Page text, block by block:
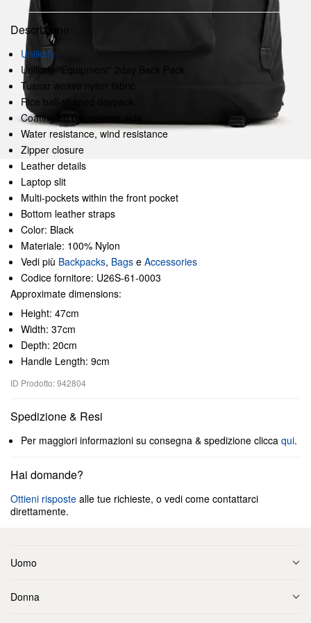
Descrizione
Unlikely
Unlikely "Equipment" 2day Back Pack
Tussar weave nylon fabric
Rice ball-shaped daypack
Coating on the reverse side
Water resistance, wind resistance
Zipper closure
Leather details
Laptop slit
Multi-pockets within the front pocket
Bottom leather straps
Color: Black
Materiale: 100% Nylon
Vedi più Backpacks, Bags e Accessories
Codice fornitore: U26S-61-0003
Approximate dimensions:
Height: 47cm
Width: 37cm
Depth: 20cm
Handle Length: 9cm
ID Prodotto: 942804
Spedizione & Resi
Per maggiori informazioni su consegna & spedizione clicca qui.
Hai domande?
Ottieni risposte alle tue richieste, o vedi come contattarci
direttamente.
Uomo
Donna